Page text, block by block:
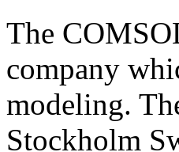
The
company
modeling.
Stockholm